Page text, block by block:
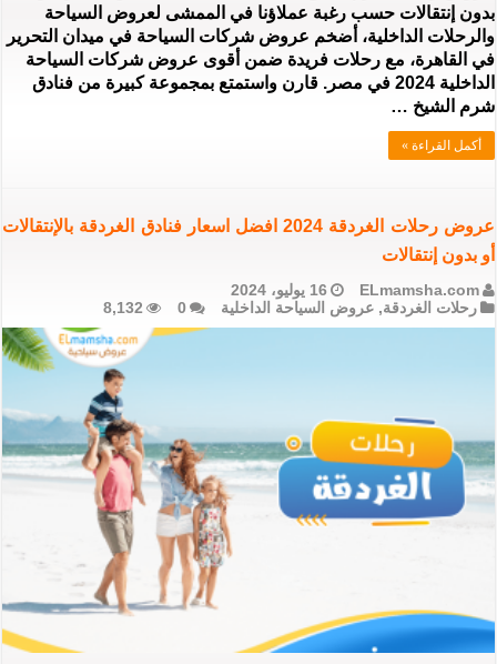
بدون إنتقالات حسب رغبة عملاؤنا في الممشى لعروض السياحة
والرحلات الداخلية، أضخم عروض شركات السياحة في ميدان التحرير
في القاهرة، مع رحلات فريدة ضمن أقوى عروض شركات السياحة
الداخلية 2024 في مصر. قارن واستمتع بمجموعة كبيرة من فنادق
شرم الشيخ …
أكمل القراءة »
عروض رحلات الغردقة 2024 افضل اسعار فنادق الغردقة بالإنتقالات
أو بدون إنتقالات
ELmamsha.com
16 يوليو، 2024
رحلات الغردقة,عروض السياحة الداخلية 0
8,132